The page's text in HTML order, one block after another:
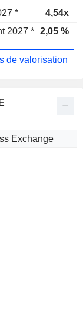
* 4,54x
2027 * 2,05 %
de valorisation